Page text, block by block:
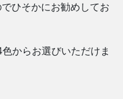
ひそかにお勧めしてお
からお選びいただけま